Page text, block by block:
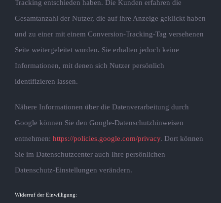
Tracking entschieden haben. Die Kunden erfahren die
Gesamtanzahl der Nutzer, die auf ihre Anzeige geklickt haben
und zu einer mit einem Conversion-Tracking-Tag versehenen
Seite weitergeleitet wurden. Sie erhalten jedoch keine
Informationen, mit denen sich Nutzer persönlich
identifizieren lassen.
Nähere Informationen über die Datenverarbeitung durch
Google können Sie den Google-Datenschutzhinweisen
entnehmen: https://policies.google.com/privacy. Dort können
Sie im Datenschutzcenter auch Ihre persönlichen
Datenschutz-Einstellungen verändern.
Widerruf der Einwilligung: